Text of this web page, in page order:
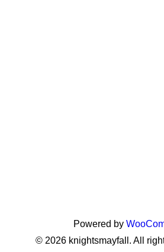
© 2026 knightsmayfall. All
Powered by